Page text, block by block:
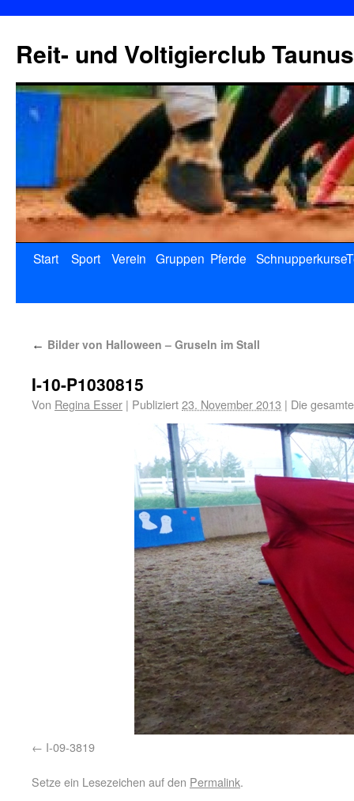
Reit- und Voltigierclub
Start Sport Verein Gruppen Pferde Schnupperkurse
← Bilder von Halloween – Gruseln im Stall
I-10-P1030815
Von Regina Esser | Publiziert23. November 2013 | Die
I-09-3819
Setze ein Lesezeichen auf den Permalink.